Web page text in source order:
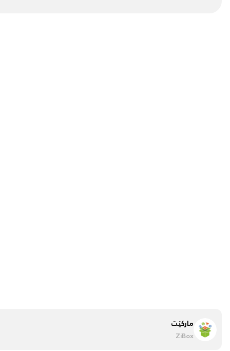
مارکێت
ZiBox